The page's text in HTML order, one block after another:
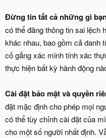
Đừng tin tất cả những gì
có thể đăng thông tin sai lệch
khác nhau, bao gồm cả danh
cố gắng xác minh tính xác
thực hiện bất kỳ hành động
Cài đặt bảo mật và quyền
đặt mặc định cho phép mọi
có thể tùy chỉnh cài đặt của
cho một số người nhất định.